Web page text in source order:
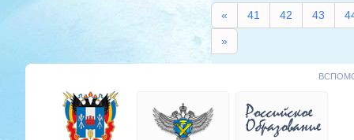
« 41 42 43
»